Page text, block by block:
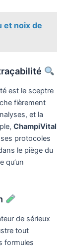
et noix de
est le sceptre
fièrement
et la
ChampiVital
protocoles
le piège du
qu’un
de sérieux
tout
formules